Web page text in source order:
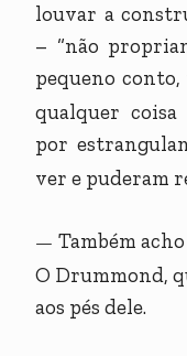
louvar a
– “não
pequeno
qualquer
por
ver e puderam
— Também
O Drummond,
aos pés dele.